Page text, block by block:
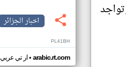
اخبار الجزائر
PL41BH
ار تي عربي• arabic.rt.com